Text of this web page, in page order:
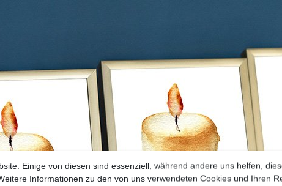
Einige von diesen sind essenziell, während andere uns helfen,
Informationen zu den von uns verwendeten Cookies und Ihren